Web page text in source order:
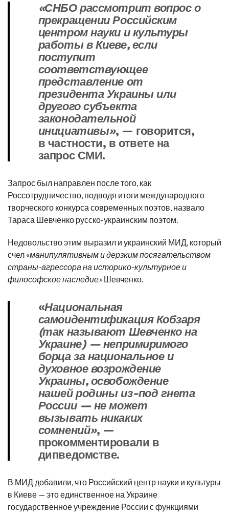
«СНБО рассмотрит вопрос о
прекращении Российским
центром науки и культуры
работы в Киеве, если
поступит
соответствующее
представление от
президента Украины или
другого субъекта
законодательной
инициативы», — говорится,
в частности, в ответе на
запрос СМИ.
Запрос был направлен после того, как
Россотрудничество, подводя итоги международного
творческого конкурса современных поэтов, назвало
Тараса Шевченко русско-украинским поэтом.
Недовольство этим выразил и украинский МИД, который
счел «манипулятивным и дерзким посягательством
страны-агрессора на историко-культурное и
философское наследие»Шевченко.
«Национальная
самоидентификация Кобзаря
(так называют Шевченко на
Украине) — непримиримого
борца за национальное и
духовное возрождение
Украины, освобождение
нашей родины из-под гнета
России — не может
вызывать никаких
сомнений», —
прокомментировали в
дипведомстве.
В МИД добавили, что Российский центр науки и культуры
в Киеве — это единственное на Украине
государственное учреждение России с функциями